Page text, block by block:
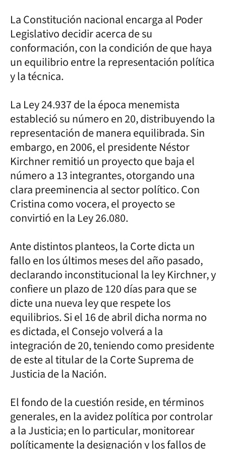
La Constitución nacional encarga al Poder
Legislativo decidir acerca de su
conformación, con la condición de que haya
un equilibrio entre la representación política
y la técnica.
La Ley 24.937 de la época menemista
estableció su número en 20, distribuyendo la
representación de manera equilibrada. Sin
embargo, en 2006, el presidente Néstor
Kirchner remitió un proyecto que baja el
número a 13 integrantes, otorgando una
clara preeminencia al sector político. Con
Cristina como vocera, el proyecto se
convirtió en la Ley 26.080.
Ante distintos planteos, la Corte dicta un
fallo en los últimos meses del año pasado,
declarando inconstitucional la ley Kirchner, y
confiere un plazo de 120 días para que se
dicte una nueva ley que respete los
equilibrios. Si el 16 de abril dicha norma no
es dictada, el Consejo volverá a la
integración de 20, teniendo como presidente
de este al titular de la Corte Suprema de
Justicia de la Nación.
El fondo de la cuestión reside, en términos
generales, en la avidez política por controlar
a la Justicia; en lo particular, monitorear
políticamente la designación y los fallos de